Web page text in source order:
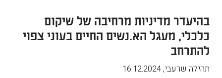
בהיעדר מדיניות מרחיבה של שיקום
כלכלי, מעגל הא.נשים החיים בעוני צפוי
להתרחב
תהילה שרעבי,
16.12.2024